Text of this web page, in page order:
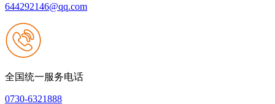
644292146@qq.com
全国统一服务电话
0730-6321888